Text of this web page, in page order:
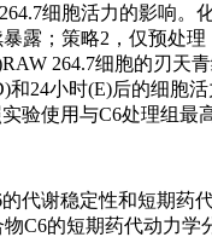
细胞活力的影响
露；策略2，仅预处
264.7细胞的刃天
24小时(E)后的细胞
验使用与C6处理组最
代谢稳定性和短期
C6的短期药代动力